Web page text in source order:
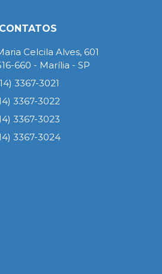
CONTATOS
Celcila Alves, 601
660 - Marília - SP
3367-3021
3367-3022
3367-3023
3367-3024